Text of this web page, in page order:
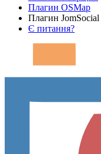
Плагин OSMap
Плагин JomSocial
Є питання?